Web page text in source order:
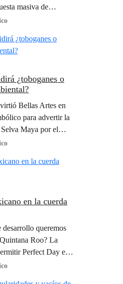
masiva de
que se sumaron
distinto para el
de Yucatán.
¿toboganes o
Bellas Artes en
para advertir la
Maya por el
Day”
en la cuerda
desarrollo queremos
Roo? La
Perfect Day en
lavida más
lujo.